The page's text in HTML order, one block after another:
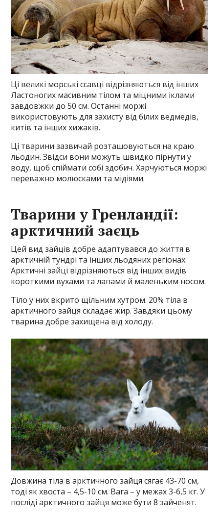
Ці великі морські ссавці відрізняються від інших
Ластоногих масивним тілом та міцними іклами
завдовжки до 50 см. Останні моржі
використовують для захисту від білих ведмедів,
китів та інших хижаків.
Ці тварини зазвичай розташовуються на краю
льодин. Звідси вони можуть швидко пірнути у
воду, щоб спіймати собі здобич. Харчуються моржі
переважно молюсками та мідіями.
Тварини у Гренландії:
арктичний заєць
Цей вид зайців добре адаптувався до життя в
арктичній тундрі та інших льодяних регіонах.
Арктичні зайці відрізняються від інших видів
короткими вухами та лапами й маленьким носом.
Тіло у них вкрито щільним хутром. 20% тіла в
арктичного зайця складає жир. Завдяки цьому
тварина добре захищена від холоду.
Довжина тіла в арктичного зайця сягає 43-70 см,
тоді як хвоста – 4,5-10 см. Вага – у межах 3-6,5 кг. У
посліді арктичного зайця може бути 8 зайченят.